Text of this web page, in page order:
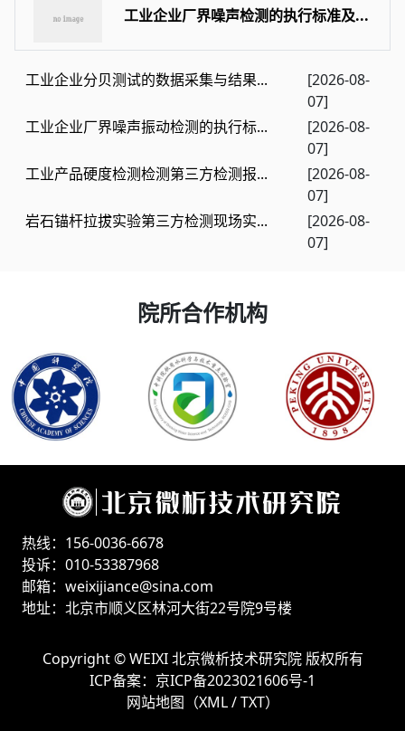
工业企业厂界噪声检测的执行标准及...
工业企业分贝测试的数据采集与结果...
[2026-08-
07]
工业企业厂界噪声振动检测的执行标...
[2026-08-
07]
工业产品硬度检测检测第三方检测报...
[2026-08-
07]
岩石锚杆拉拔实验第三方检测现场实...
[2026-08-
07]
院所合作机构
热线：156-0036-6678
投诉：010-53387968
邮箱：weixijiance@sina.com
地址：北京市顺义区林河大街22号院9号楼
Copyright ©WEIXI 北京微析技术研究院版权所有
ICP备案： 京ICP备2023021606号-1
网站地图（XML/TXT）